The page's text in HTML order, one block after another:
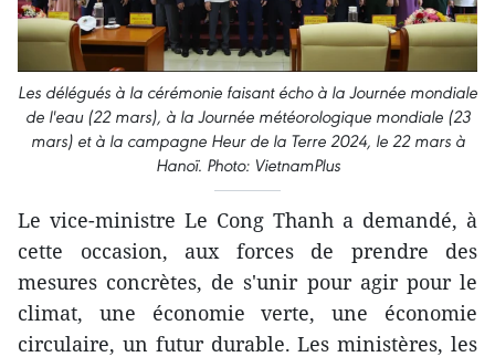
Les délégués à la cérémonie faisant écho à la Journée mondiale
de l'eau (22 mars), à la Journée météorologique mondiale (23
mars) et à la campagne Heur de la Terre 2024, le 22 mars à
Hanoï. Photo: VietnamPlus
Le vice-ministre Le Cong Thanh a demandé, à
cette occasion, aux forces de prendre des
mesures concrètes, de s'unir pour agir pour le
climat, une économie verte, une économie
circulaire, un futur durable. Les ministères, les